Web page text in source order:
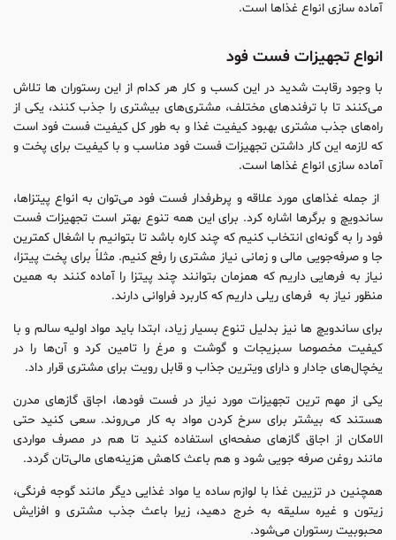
آماده سازی انواع غذاها است.
انواع تجهیزات فست فود
با وجود رقابت شدید در این کسب و کار هر کدام از این رستوران ها تلاش
می‌کنند تا با ترفندهای مختلف، مشتری‌های بیشتری را جذب کنند، یکی از
راه‌های جذب مشتری بهبود کیفیت غذا و به طور کل کیفیت فست فود است
که لازمه این کار داشتن تجهیزات فست فود مناسب و با کیفیت برای پخت و
آماده سازی انواع غذاها است.
از جمله غذاهای مورد علاقه و پرطرفدار فست فود می‌توان به انواع پیتزاها،
ساندویچ و برگرها اشاره کرد. برای این همه تنوع بهتر است تجهیزات فست
فود را به گونه‌ای انتخاب کنیم که چند کاره باشد تا بتوانیم با اشغال کمترین
جا و صرفه‌جویی مالی و زمانی نیاز مشتری را رفع کنیم. مثلاً برای پخت پیتزا،
نیاز به فرهایی داریم که همزمان بتوانند چند پیتزا را آماده کنند به همین
منظور نیاز به فرهای ریلی داریم که کاربرد فراوانی دارند.
برای ساندویچ ها نیز بدلیل تنوع بسیار زیاد، ابتدا باید مواد اولیه سالم و با
کیفیت مخصوصا سبزیجات و گوشت و مرغ را تامین کرد و آن‌ها را در
یخچال‌های جادار و دارای ویترین جذاب و قابل رویت برای مشتری قرار داد.
یکی از مهم ترین تجهیزات مورد نیاز در فست فودها، اجاق گازهای مدرن
هستند که بیشتر برای سرخ کردن مواد به کار می‌روند. سعی کنید حتی
الامکان از اجاق گازهای صفحه‌ای استفاده کنید تا هم در مصرف مواردی
مانند روغن صرفه جویی شود و هم باعث کاهش هزینه‌‌های مالی‌تان گردد.
همچنین در تزیین غذا با لوازم ساده یا مواد غذایی دیگر مانند گوجه فرنگی،
زیتون و غیره سلیقه به خرج دهید، زیرا باعث جذب مشتری و افزایش
محبوبیت رستوران می‌شود.